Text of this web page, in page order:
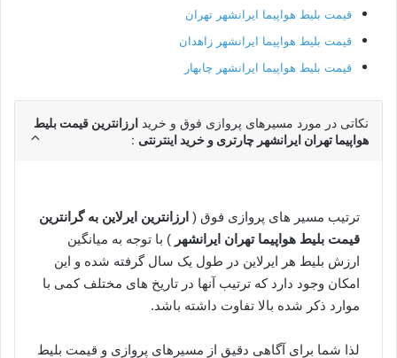
قیمت بلیط هواپیما ایرانشهر تهران
قیمت بلیط هواپیما ایرانشهر زاهدان
قیمت بلیط هواپیما ایرانشهر چابهار
نکاتی در مورد مسیرهای پروازی فوق و خرید ارزانترین قیمت بلیط
هواپیما تهران ایرانشهر چارتری و خرید اینترنتی :
ترتیب مسیر های پروازی فوق ( ارزانترین ایرلاین به گرانترین
قیمت بلیط هواپیما تهران ایرانشهر ) با توجه به میانگین
ارزش بلیط هر ایرلاین در طول یک سال گرفته شده و این
امکان وجود دارد که ترتیب آنها در تاریخ های مختلف کمی با
موارد ذکر شده بالا تفاوت داشته باشد.
لذا شما برای آگاهی دقیق از مسیرهای پروازی و قیمت بلیط